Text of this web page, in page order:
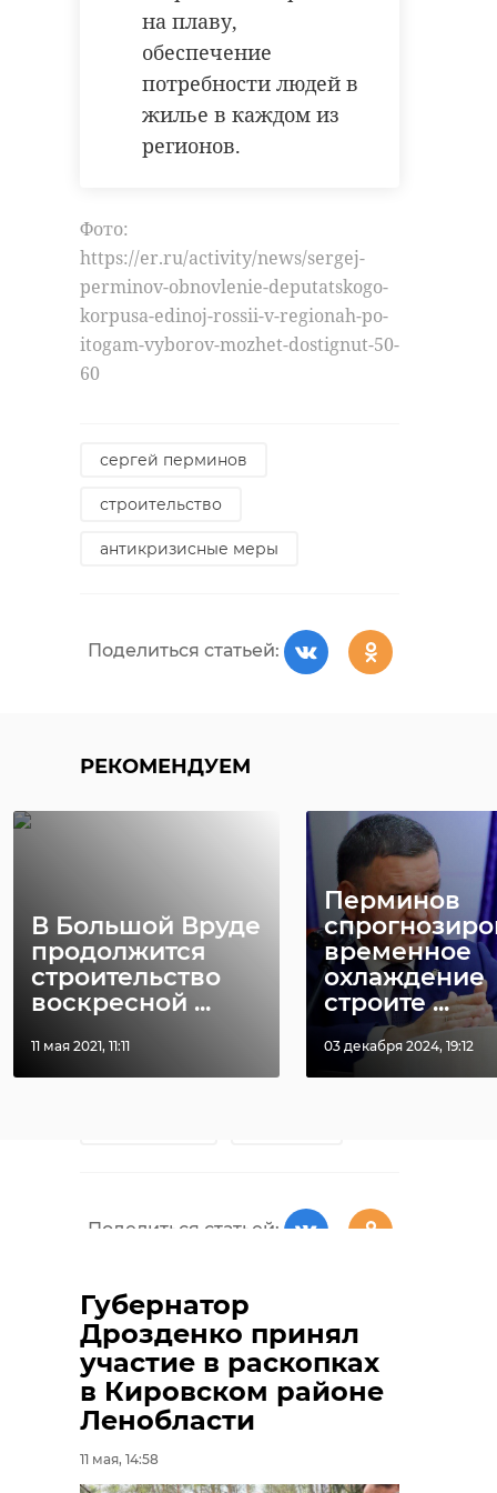
на плаву,
обеспечение
потребности людей в
жилье в каждом из
регионов.
Фото:
https://er.ru/activity/news/sergej-
perminov-obnovlenie-deputatskogo-
korpusa-edinoj-rossii-v-regionah-po-
itogam-vyborov-mozhet-dostignut-50-
60
сергей перминов
строительство
антикризисные меры
Поделиться статьей:
РЕКОМЕНДУЕМ
В Большой Вруде
продолжится
строительство
воскресной ...
11 мая 2021, 11:11
Перминов
временное
охлаждение
строите ...
03 декабря 2024, 19:12
Губернатор
Дрозденко принял
участие в раскопках
в Кировском районе
Ленобласти
11 мая, 14:58
противоречиями не
воспользовались
недружественные
страны, ищущие
точку опоры на
представителей
киевского режима,
указывает на
попытку реализации
привлечением
преследующих цель
военно-
пространства СНГ в
сенатор РФ от
области.
https://er.ru/activity/comments/sergej-
perminov-rasskazal-ob-it-proektah-
edinoj-rossii
сергей перминов
Поделиться статьей:
РЕКОМЕНДУЕМ
Сергей
https://vyborg.tv/obshchestvo/nikolaj-
valuev-pomogaet-sazhat-v-
vyborgskom-rajone-v-czvelodubovo-
budet-kedrovyj-park/
цвелодубово
экологическая акция
посадка деревьев